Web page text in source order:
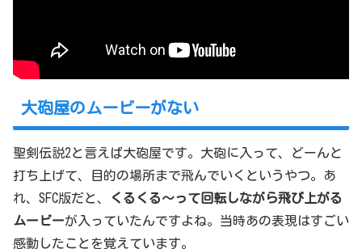
大砲屋のムービーがない
聖剣伝説2と言えば大砲屋です。大砲に入って、どーんと
打ち上げて、目的の場所まで飛んでいくというやつ。あ
れ、SFC版だと、
くるくる～って回転しながら飛び上がる
ムービーが入っていたんですよね。当時あの表現はすごい
感動したことを覚えています。